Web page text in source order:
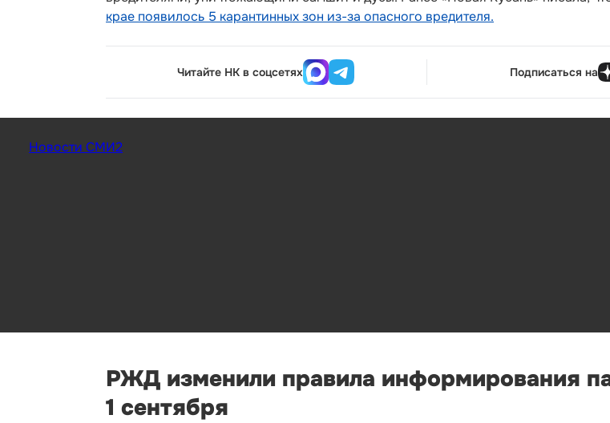
крае появилось 5 карантинных зон из-за опасного вредителя.
Читайте НК в соцсетях Подписаться на
Новости СМИ2
РЖД изменили правила информирования
1 сентября